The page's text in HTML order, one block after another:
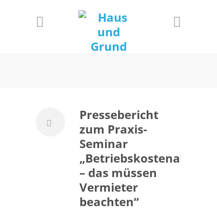
Pressebericht
zum Praxis-
Seminar
– das müssen
Vermieter
beachten“
Informationen Einverstanden!